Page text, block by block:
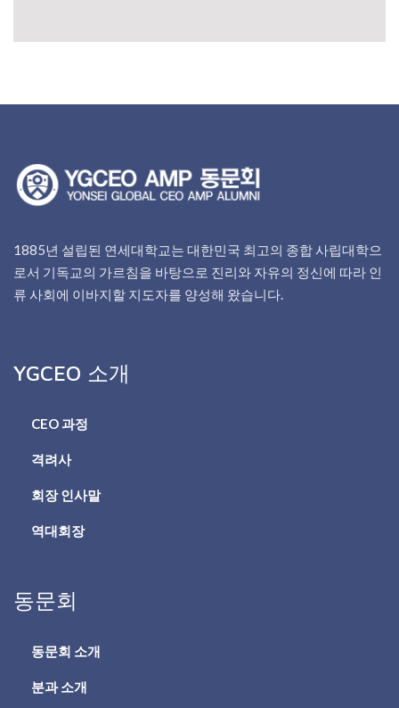
1885년 설립된 연세대학교는 대한민국 최고의 종합 사립대학으
로서 기독교의 가르침을 바탕으로 진리와 자유의 정신에 따라 인
류 사회에 이바지할 지도자를 양성해 왔습니다.
YGCEO 소개
CEO 과정
격려사
회장 인사말
역대회장
동문회
동문회 소개
분과 소개